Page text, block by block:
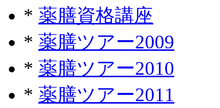
* 薬膳資格講座
* 薬膳ツアー2009
* 薬膳ツアー2010
* 薬膳ツアー2011